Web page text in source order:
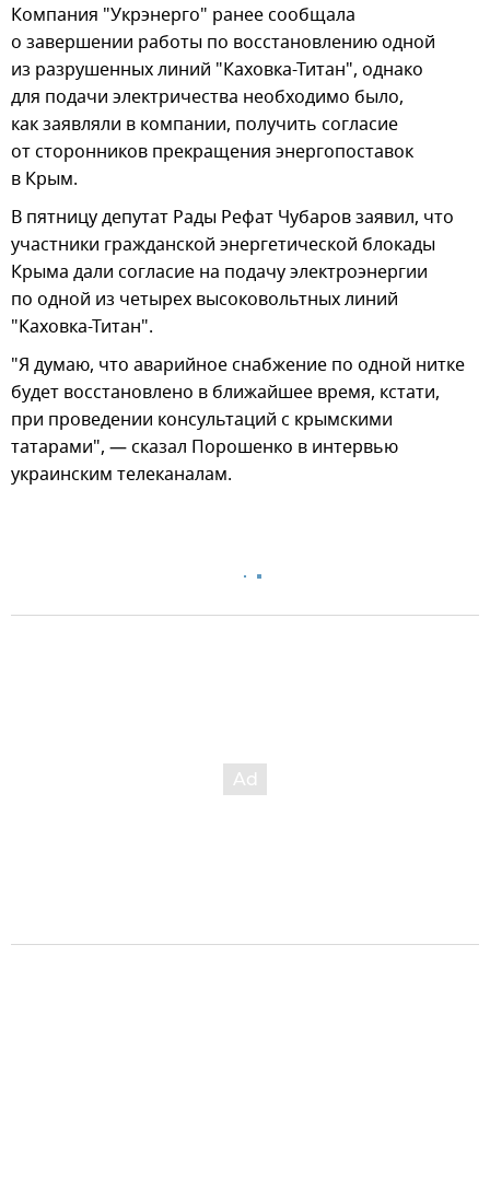
Компания "Укрэнерго" ранее сообщала
о завершении работы по восстановлению одной
из разрушенных линий "Каховка-Титан", однако
для подачи электричества необходимо было,
как заявляли в компании, получить согласие
от сторонников прекращения энергопоставок
в Крым.
В пятницу депутат Рады Рефат Чубаров заявил, что
участники гражданской энергетической блокады
Крыма дали согласие на подачу электроэнергии
по одной из четырех высоковольтных линий
"Каховка-Титан".
"Я думаю, что аварийное снабжение по одной нитке
будет восстановлено в ближайшее время, кстати,
при проведении консультаций с крымскими
татарами", — сказал Порошенко в интервью
украинским телеканалам.